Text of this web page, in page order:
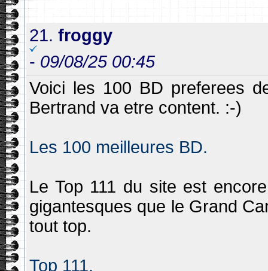
21. froggy
- 09/08/25 00:45
Voici les 100 BD preferees
Bertrand va etre content. :-)
Les 100 meilleures BD.
Le Top 111 du site est
gigantesques que le Grand
tout top.
Top 111.